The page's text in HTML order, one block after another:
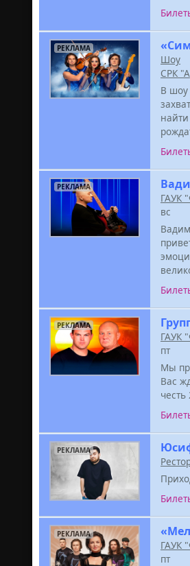
РЕКЛАМА
Шоу
СРК
В шоу
РЕКЛАМА
ГАУК
вс
РЕКЛАМА
ГАУК
пт
Мы
Вас
РЕКЛАМА
РЕКЛАМА
ГАУК
пт